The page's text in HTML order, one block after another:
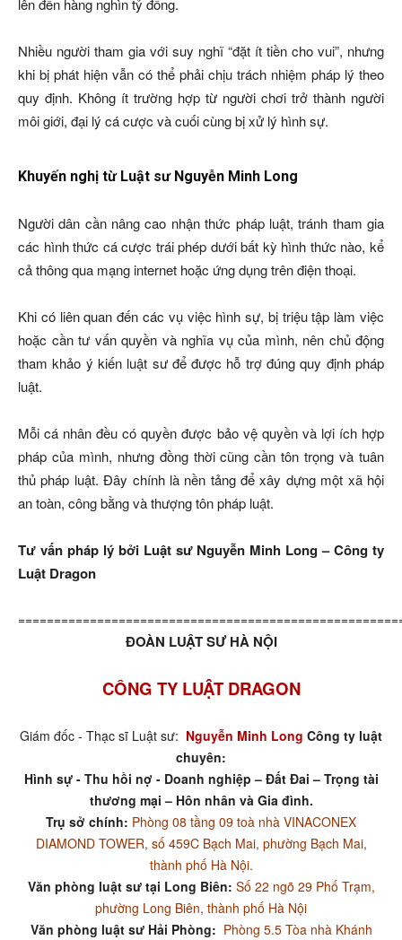
lên đến hàng nghìn tỷ đồng.
Nhiều người tham gia với suy nghĩ “đặt ít tiền cho vui”, nhưng
khi bị phát hiện vẫn có thể phải chịu trách nhiệm pháp lý theo
quy định. Không ít trường hợp từ người chơi trở thành người
môi giới, đại lý cá cược và cuối cùng bị xử lý hình sự.
Khuyến nghị từ Luật sư Nguyễn Minh Long
Người dân cần nâng cao nhận thức pháp luật, tránh tham gia
các hình thức cá cược trái phép dưới bất kỳ hình thức nào, kể
cả thông qua mạng internet hoặc ứng dụng trên điện thoại.
Khi có liên quan đến các vụ việc hình sự, bị triệu tập làm việc
hoặc cần tư vấn quyền và nghĩa vụ của mình, nên chủ động
tham khảo ý kiến luật sư để được hỗ trợ đúng quy định pháp
luật.
Mỗi cá nhân đều có quyền được bảo vệ quyền và lợi ích hợp
pháp của mình, nhưng đồng thời cũng cần tôn trọng và tuân
thủ pháp luật. Đây chính là nền tảng để xây dựng một xã hội
an toàn, công bằng và thượng tôn pháp luật.
Tư vấn pháp lý bởi Luật sư Nguyễn Minh Long – Công ty
Luật Dragon
ĐOÀN LUẬT SƯ HÀ NỘI
CÔNG TY LUẬT DRAGON
Giám đốc - Thạc sĩ Luật sư: Nguyễn Minh Long Công ty luật
chuyên:
Hình sự - Thu hồi nợ - Doanh nghiệp – Đất Đai – Trọng tài
thương mại – Hôn nhân và Gia đình.
Trụ sở chính: Phòng 08 tầng 09 toà nhà VINACONEX
DIAMOND TOWER, số 459C Bạch Mai, phường Bạch Mai,
thành phố Hà Nội.
Văn phòng luật sư tại Long Biên: Số 22 ngõ 29 Phố Trạm,
phường Long Biên, thành phố Hà Nội
Văn phòng luật sư Hải Phòng: Phòng 5.5 Tòa nhà Khánh